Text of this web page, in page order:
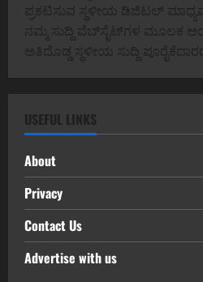
ಪ್ರಕಟಿಸುವ ಸ್ಥಳೀಯ ಡಿಜಿಟಲ್
ನಮ್ಮ ಸುದ್ದಿ ವೆಬ್‌ಸೈಟ್‌ಗಳ ಮೂಲಕ
ಅತಿದೊಡ್ಡ ಸ್ಥಳೀಯ ಸುದ್ದಿ
USEFUL LINKS
About
Privacy
Contact Us
Advertise with us